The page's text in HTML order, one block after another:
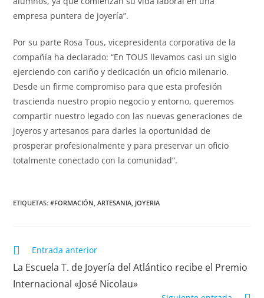
empresa puntera de joyería”.
Por su parte Rosa Tous, vicepresidenta corporativa de la
compañía ha declarado: “En TOUS llevamos casi un siglo
ejerciendo con cariño y dedicación un oficio milenario.
Desde un firme compromiso para que esta profesión
trascienda nuestro propio negocio y entorno, queremos
compartir nuestro legado con las nuevas generaciones de
joyeros y artesanos para darles la oportunidad de
prosperar profesionalmente y para preservar un oficio
totalmente conectado con la comunidad”.
ETIQUETAS:#FORMACIÓN ARTESANIA JOYERIA
Leer
artículos
Entrada anterior
La Escuela T. de Joyería del Atlántico recibe el Premio
Internacional «José Nicolau»